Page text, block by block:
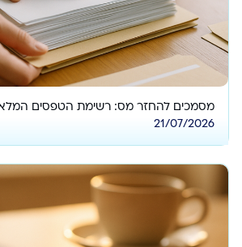
מסמכים להחזר מס: רשימת הטפסים המלאה
21/07/2026